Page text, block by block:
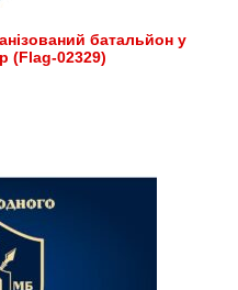
батальйон у
(Flag-02329)